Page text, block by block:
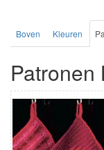
Boven Kleuren
Patronen